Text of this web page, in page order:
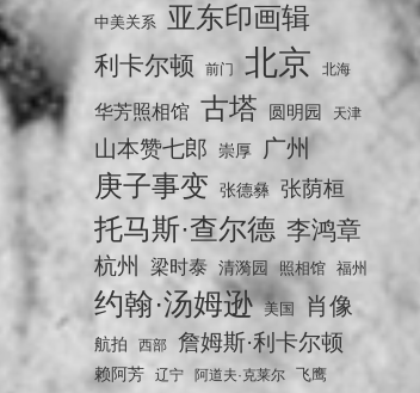
中美关系 亚东印画辑
利卡尔顿 前门 北京 北海
华芳照相馆 古塔 圆明园 天津
山本赞七郎 崇厚 广州
庚子事变 张德彝 张荫桓
托马斯·查尔德 李鸿章
杭州 梁时泰 清漪园 照相馆 福州
约翰·汤姆逊 美国 肖像
航拍 西部 詹姆斯·利卡尔顿
赖阿芳 辽宁 阿道夫·克莱尔 飞鹰